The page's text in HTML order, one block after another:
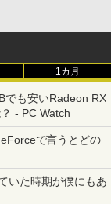
1カ月
でも安いRadeon RX
- PC Watch
で言うとどの
いた時期が僕にもあ